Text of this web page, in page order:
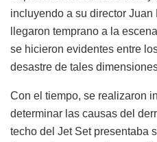
incluyendo a su director Juan
llegaron temprano a la
se hicieron evidentes entre
desastre de tales
Con el tiempo, se realizaron
determinar las causas del
techo del Jet Set presentaba